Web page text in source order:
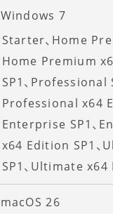
Windows 7
Starter、Home
Home Premium
SP1、Professional
Professional x64
Enterprise SP1、
x64 Edition SP1、
SP1、Ultimate
macOS 26